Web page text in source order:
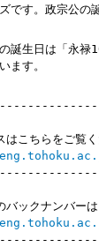
です。政宗公の
誕生日は「永
ます。
こちらをご覧く
バックナンバー